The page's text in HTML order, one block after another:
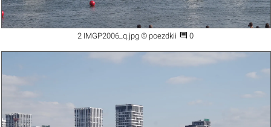
2 IMGP2006_q.jpg © poezdkii  0